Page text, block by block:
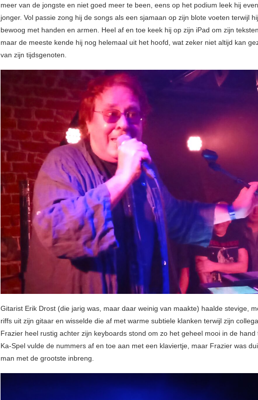
meer van de jongste en niet goed meer te been, eens op het podium leek hij
jonger. Vol passie zong hij de songs als een sjamaan op zijn blote voeten terwijl
bewoog met handen en armen. Heel af en toe keek hij op zijn iPad om zijn
maar de meeste kende hij nog helemaal uit het hoofd, wat zeker niet altijd kan
van zijn tijdsgenoten.
Gitarist Erik Drost (die jarig was, maar daar weinig van maakte) haalde stevige,
riffs uit zijn gitaar en wisselde die af met warme subtiele klanken terwijl zijn
Frazier heel rustig achter zijn keyboards stond om zo het geheel mooi in de hand
Ka-Spel vulde de nummers af en toe aan met een klaviertje, maar Frazier was
man met de grootste inbreng.